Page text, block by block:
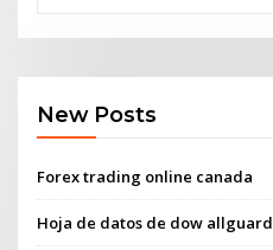
New Posts
Forex trading online canada
Hoja de datos de dow allguard